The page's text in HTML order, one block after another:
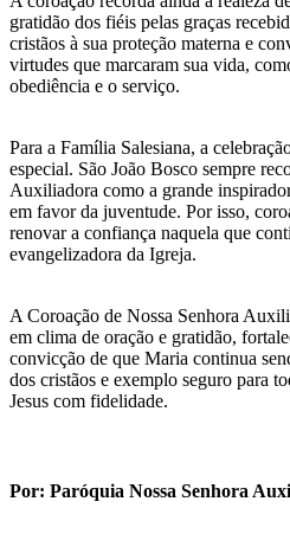
gratidão dos fiéis pelas graças
cristãos à sua proteção materna e
virtudes que marcaram sua vida,
obediência e o serviço.
Para a Família Salesiana, a
especial. São João Bosco sempre
Auxiliadora como a grande
em favor da juventude. Por isso,
renovar a confiança naquela que
evangelizadora da Igreja.
A Coroação de Nossa Senhora
em clima de oração e gratidão,
convicção de que Maria continua
dos cristãos e exemplo seguro para
Jesus com fidelidade.
Por: Paróquia Nossa Senhora